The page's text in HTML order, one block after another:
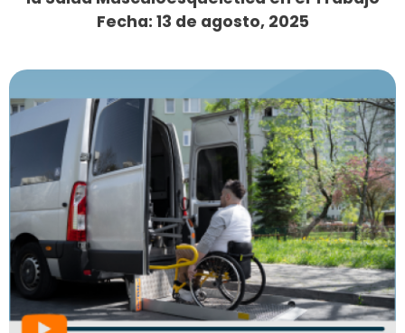
Fecha: 13 de agosto, 2025